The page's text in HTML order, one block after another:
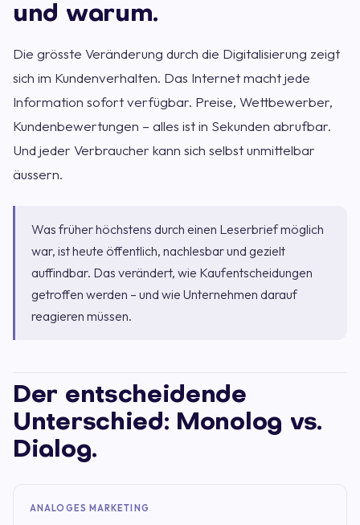
und warum.
Die grösste Veränderung durch die Digitalisierung zeigt
sich im Kundenverhalten. Das Internet macht jede
Information sofort verfügbar. Preise, Wettbewerber,
Kundenbewertungen – alles ist in Sekunden abrufbar.
Und jeder Verbraucher kann sich selbst unmittelbar
äussern.
Was früher höchstens durch einen Leserbrief möglich
war, ist heute öffentlich, nachlesbar und gezielt
auffindbar. Das verändert, wie Kaufentscheidungen
getroffen werden – und wie Unternehmen darauf
reagieren müssen.
Der entscheidende
Unterschied: Monolog vs.
Dialog.
ANALOGES MARKETING